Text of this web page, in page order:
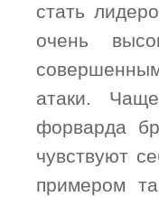
стать
очень
атаки.
форварда
чувствуют
примером